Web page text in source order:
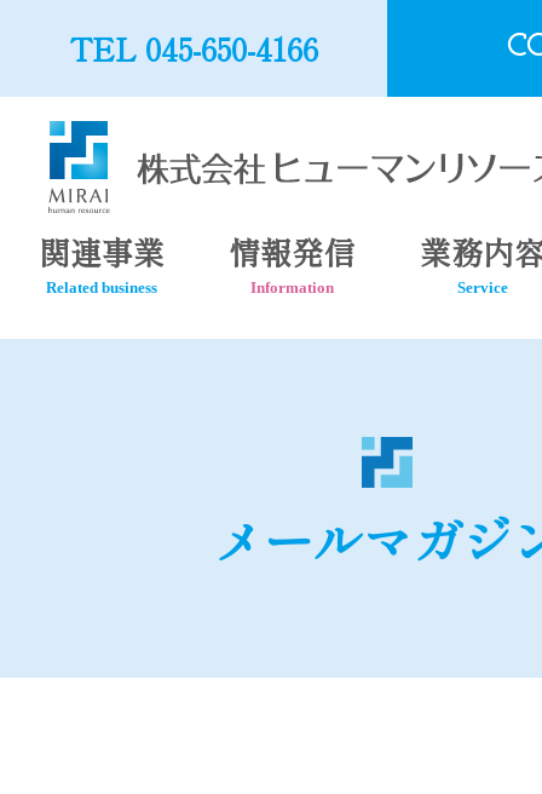
TEL 045-650-4166
関連事業
Related business
情報発信
Information
業務内
Service
メールマガジ